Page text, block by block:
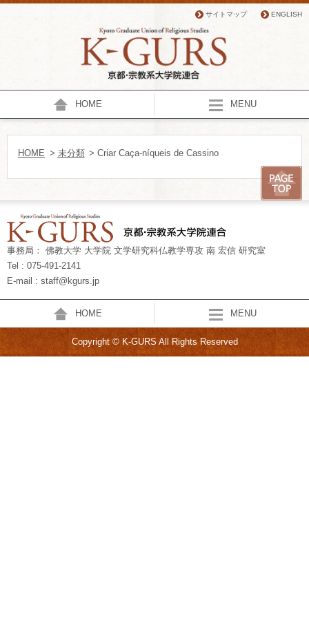
サイトマップ ENGLISH
HOME MENU
HOME > 未分類 > Criar Caça-níqueis de Cassino
事務局： 佛教大学 大学院 文学研究科仏教学専攻 南 宏信 研究室
Tel : 075-491-2141
E-mail : staff@kgurs.jp
HOME MENU
Copyright © K-GURS All Rights Reserved